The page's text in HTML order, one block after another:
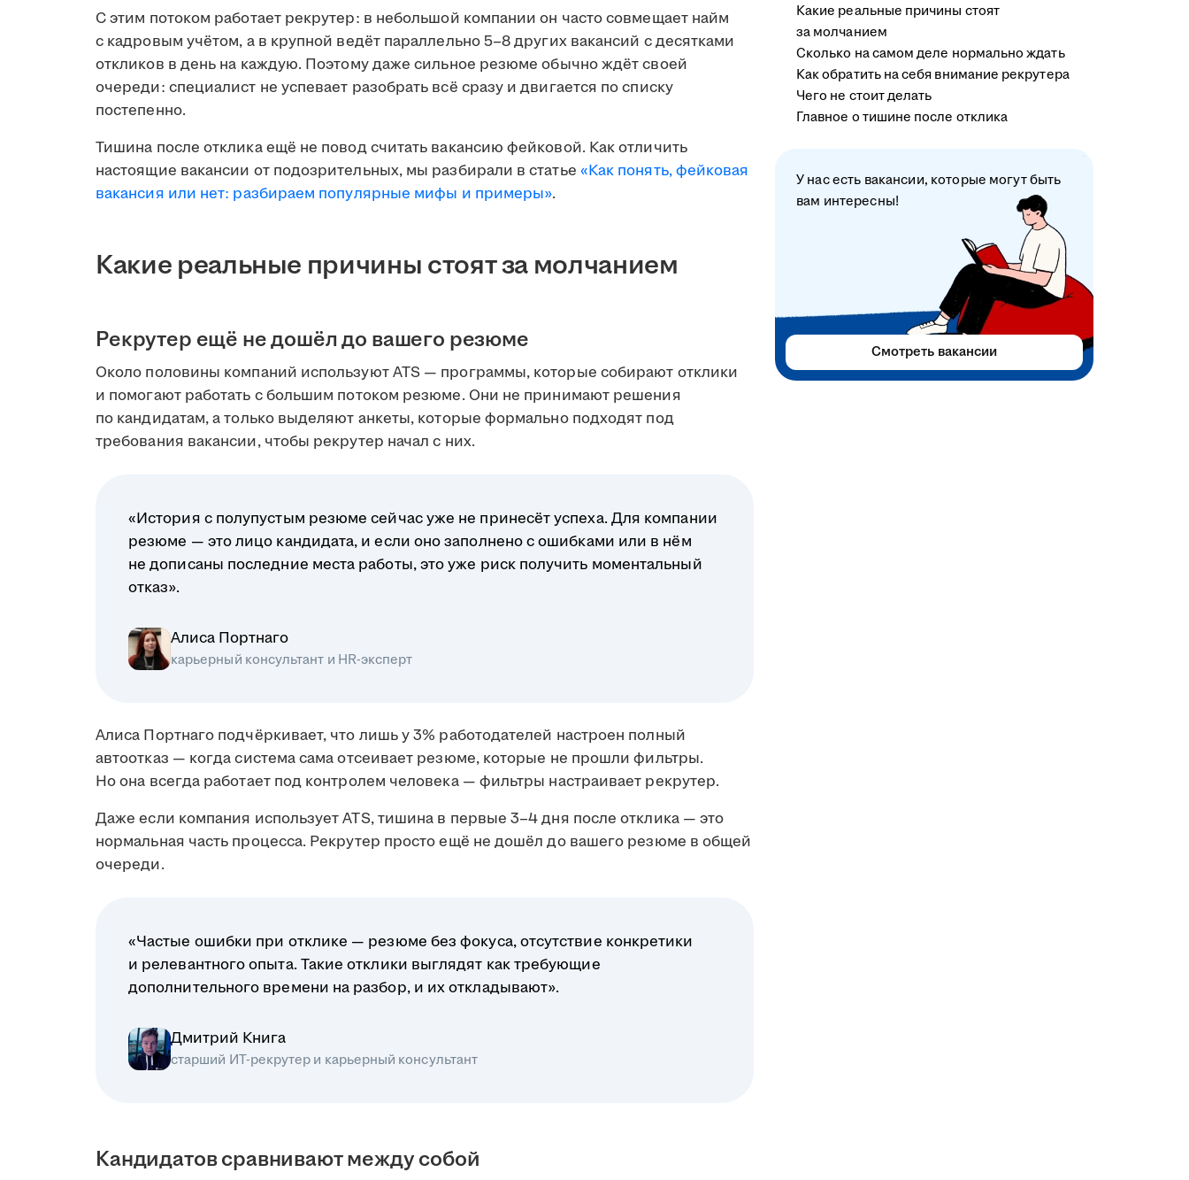
С этим потоком работает рекрутер: в небольшой компании он часто совмещает найм
с кадровым учётом, а в крупной ведёт параллельно 5–8 других вакансий с десятками
откликов в день на каждую. Поэтому даже сильное резюме обычно ждёт своей
очереди: специалист не успевает разобрать всё сразу и двигается по списку
постепенно.
Тишина после отклика ещё не повод считать вакансию фейковой. Как отличить
настоящие вакансии от подозрительных, мы разбирали в статье «Как понять, фейковая
вакансия или нет: разбираем популярные мифы и примеры».
Какие реальные причины стоят за молчанием
Рекрутер ещё не дошёл до вашего резюме
Около половины компаний используют ATS — программы, которые собирают отклики
и помогают работать с большим потоком резюме. Они не принимают решения
по кандидатам, а только выделяют анкеты, которые формально подходят под
требования вакансии, чтобы рекрутер начал с них.
«История с полупустым резюме сейчас уже не принесёт успеха. Для компании
резюме — это лицо кандидата, и если оно заполнено с ошибками или в нём
не дописаны последние места работы, это уже риск получить моментальный
отказ».
Алиса Портнаго
карьерный консультант и HR-эксперт
Алиса Портнаго подчёркивает, что лишь у 3% работодателей настроен полный
автоотказ — когда система сама отсеивает резюме, которые не прошли фильтры.
Но она всегда работает под контролем человека — фильтры настраивает рекрутер.
Даже если компания использует ATS, тишина в первые 3–4 дня после отклика — это
нормальная часть процесса. Рекрутер просто ещё не дошёл до вашего резюме в общей
очереди.
«Частые ошибки при отклике — резюме без фокуса, отсутствие конкретики
и релевантного опыта. Такие отклики выглядят как требующие
дополнительного времени на разбор, и их откладывают».
Дмитрий Книга
старший ИТ-рекрутер и карьерный консультант
Кандидатов сравнивают между собой
Какие реальные причины стоят
за молчанием
Сколько на самом деле нормально ждать
Как обратить на себя внимание рекрутера
Чего не стоит делать
Главное о тишине после отклика
У нас есть вакансии, которые могут быть
вам интересны!
Смотреть вакансии